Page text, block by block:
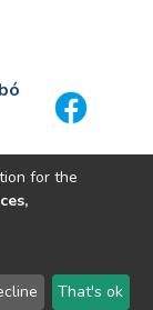
for the
That's ok